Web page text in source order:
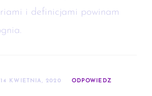
i definicjami powinam
14 KWIETNIA, 2020 ODPOWIEDZ